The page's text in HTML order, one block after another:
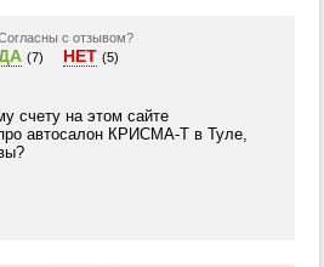
с отзывом?
(7) НЕТ (5)
счету на этом сайте
автосалон КРИСМА-Т в Туле,